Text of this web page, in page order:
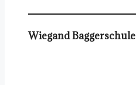
WiegandBaggerschule